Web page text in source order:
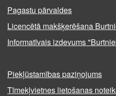
Pagastu pārvaldes
Licencētā makšķerēšana
Informatīvais izdevums
Piekļūstamības paziņojums
Tīmekļvietnes lietošanas